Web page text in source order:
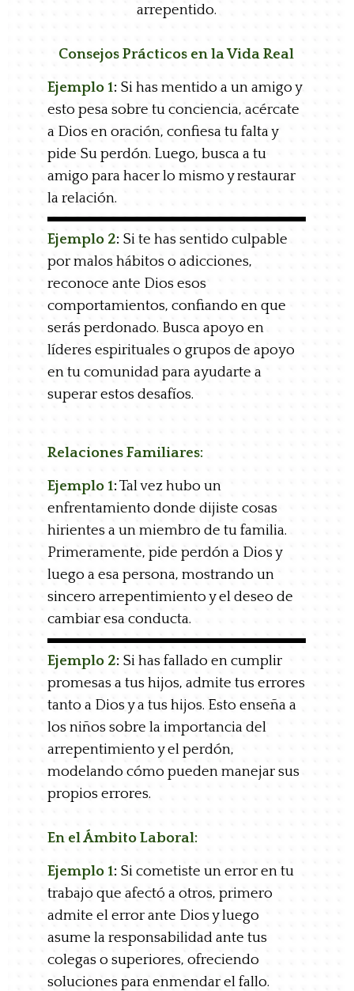
arrepentido.
Consejos Prácticos en la Vida Real
Ejemplo 1: Si has mentido a un amigo y
esto pesa sobre tu conciencia, acércate
a Dios en oración, confiesa tu falta y
pide Su perdón. Luego, busca a tu
amigo para hacer lo mismo y restaurar
la relación.
Ejemplo 2: Si te has sentido culpable
por malos hábitos o adicciones,
reconoce ante Dios esos
comportamientos, confiando en que
serás perdonado. Busca apoyo en
líderes espirituales o grupos de apoyo
en tu comunidad para ayudarte a
superar estos desafíos.
Relaciones Familiares:
Ejemplo 1:Tal vez hubo un
enfrentamiento donde dijiste cosas
hirientes a un miembro de tu familia.
Primeramente, pide perdón a Dios y
luego a esa persona, mostrando un
sincero arrepentimiento y el deseo de
cambiar esa conducta.
Ejemplo 2: Si has fallado en cumplir
promesas a tus hijos, admite tus errores
tanto a Dios y a tus hijos. Esto enseña a
los niños sobre la importancia del
arrepentimiento y el perdón,
modelando cómo pueden manejar sus
propios errores.
En el Ámbito Laboral:
Ejemplo 1: Si cometiste un error en tu
trabajo que afectó a otros, primero
admite el error ante Dios y luego
asume la responsabilidad ante tus
colegas o superiores, ofreciendo
soluciones para enmendar el fallo.